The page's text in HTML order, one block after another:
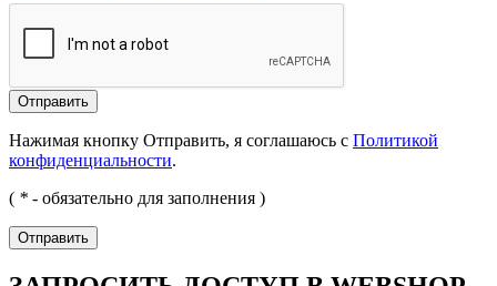
Отправить
Нажимая кнопку Отправить, я соглашаюсь с Политикой
конфиденциальности.
( * - обязательно для заполнения )
Отправить